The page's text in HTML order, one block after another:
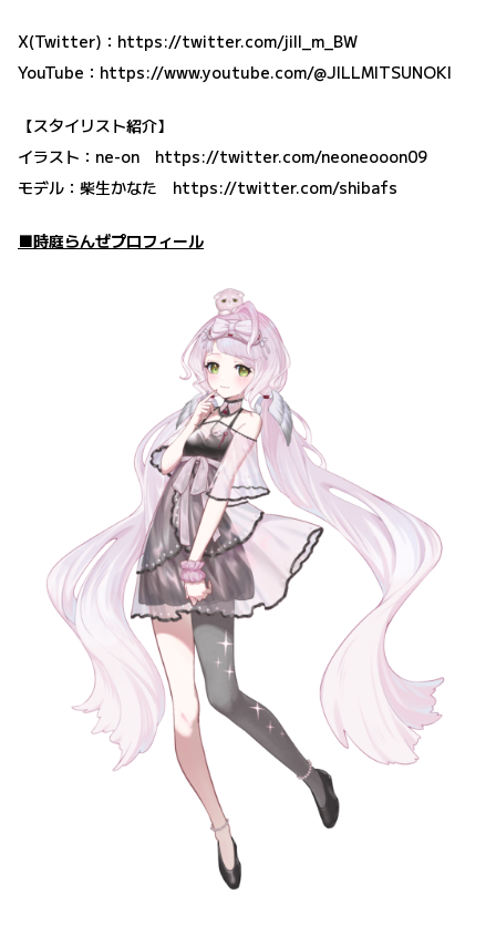
X(Twitter)： https://twitter.com/jill_m_BW
YouTube： https://www.youtube.com/@JILLMITSUNOKI
【スタイリスト紹介】
イラスト：ne-on https://twitter.com/neoneooon09
モデル：柴生かなた https://twitter.com/shibafs
■時庭らんぜプロフィール